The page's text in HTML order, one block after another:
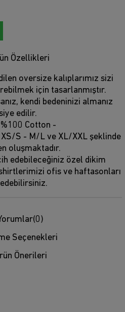
Özellikleri
oversize kalıplarımız sizi
için tasarlanmıştır.
kendi bedeninizi almanız
edilir.
Cotton -
S - M/L ve XL/XXL şeklinde
oluşmaktadır.
edebileceğiniz özel dikim
ofis ve haftasonları
(0)
Seçenekleri
Önerileri